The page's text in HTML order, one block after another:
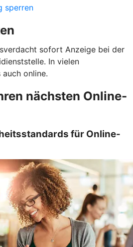
sperren
sofort Anzeige bei der
In vielen
online.
nächsten Online-
für Online-